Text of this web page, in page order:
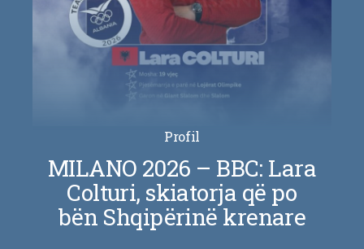
Profil
MILANO 2026 – BBC: Lara
Colturi, skiatorja që po
bën Shqipërinë krenare